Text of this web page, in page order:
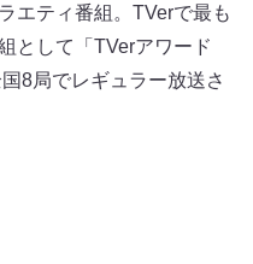
エティ番組。TVerで最も
として「TVerアワード
8局でレギュラー放送さ